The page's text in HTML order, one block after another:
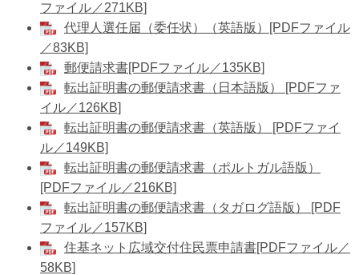
ファイル／271KB]
代理人選任届（委任状）（英語版）[PDFファイル
／83KB]
郵便請求書[PDFファイル／135KB]
転出証明書の郵便請求書（日本語版） [PDFファ
イル／126KB]
転出証明書の郵便請求書（英語版） [PDFファイ
ル／149KB]
転出証明書の郵便請求書（ポルトガル語版）
[PDFファイル／216KB]
転出証明書の郵便請求書（タガログ語版） [PDF
ファイル／157KB]
住基ネット広域交付住民票申請書[PDFファイル／
58KB]